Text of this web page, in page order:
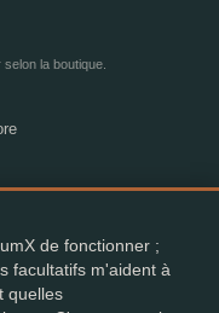
la boutique.
(EUTM n° 018407164).
de fonctionner ;
facultatifs m'aident à
quelles